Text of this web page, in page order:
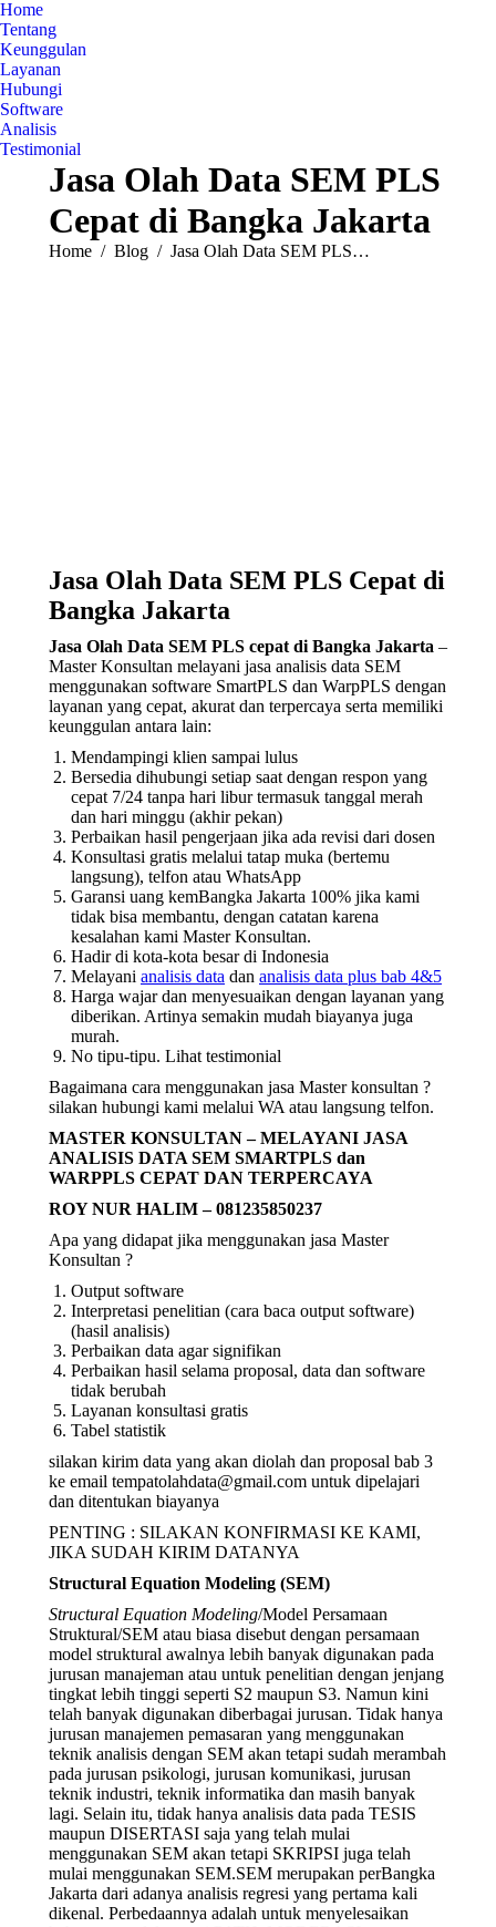
Home
Tentang
Keunggulan
Layanan
Hubungi
Software
Analisis
Testimonial
Jasa Olah Data SEM PLS
Cepat di Bangka Jakarta
You are here:
Home Blog Jasa Olah Data SEM PLS…
Jasa Olah Data SEM PLS Cepat di
Bangka Jakarta
Jasa Olah Data SEM PLS cepat di Bangka Jakarta –
Master Konsultan melayani jasa analisis data SEM
menggunakan software SmartPLS dan WarpPLS dengan
layanan yang cepat, akurat dan terpercaya serta memiliki
keunggulan antara lain:
Mendampingi klien sampai lulus
Bersedia dihubungi setiap saat dengan respon yang
cepat 7/24 tanpa hari libur termasuk tanggal merah
dan hari minggu (akhir pekan)
Perbaikan hasil pengerjaan jika ada revisi dari dosen
Konsultasi gratis melalui tatap muka (bertemu
langsung), telfon atau WhatsApp
Garansi uang kemBangka Jakarta 100% jika kami
tidak bisa membantu, dengan catatan karena
kesalahan kami Master Konsultan.
Hadir di kota-kota besar di Indonesia
Melayani analisis data dan analisis data plus bab 4&5
Harga wajar dan menyesuaikan dengan layanan yang
diberikan. Artinya semakin mudah biayanya juga
murah.
No tipu-tipu. Lihat testimonial
Bagaimana cara menggunakan jasa Master konsultan ?
silakan hubungi kami melalui WA atau langsung telfon.
MASTER KONSULTAN – MELAYANI JASA
ANALISIS DATA SEM SMARTPLS dan
WARPPLS CEPAT DAN TERPERCAYA
ROY NUR HALIM – 081235850237
Apa yang didapat jika menggunakan jasa Master
Konsultan ?
Output software
Interpretasi penelitian (cara baca output software)
(hasil analisis)
Perbaikan data agar signifikan
Perbaikan hasil selama proposal, data dan software
tidak berubah
Layanan konsultasi gratis
Tabel statistik
silakan kirim data yang akan diolah dan proposal bab 3
ke email tempatolahdata@gmail.com untuk dipelajari
dan ditentukan biayanya
PENTING : SILAKAN KONFIRMASI KE KAMI,
JIKA SUDAH KIRIM DATANYA
Structural Equation Modeling (SEM)
Structural Equation Modeling/Model Persamaan
Struktural/SEM atau biasa disebut dengan persamaan
model struktural awalnya lebih banyak digunakan pada
jurusan manajeman atau untuk penelitian dengan jenjang
tingkat lebih tinggi seperti S2 maupun S3. Namun kini
telah banyak digunakan diberbagai jurusan. Tidak hanya
jurusan manajemen pemasaran yang menggunakan
teknik analisis dengan SEM akan tetapi sudah merambah
pada jurusan psikologi, jurusan komunikasi, jurusan
teknik industri, teknik informatika dan masih banyak
lagi. Selain itu, tidak hanya analisis data pada TESIS
maupun DISERTASI saja yang telah mulai
menggunakan SEM akan tetapi SKRIPSI juga telah
mulai menggunakan SEM.SEM merupakan perBangka
Jakarta dari adanya analisis regresi yang pertama kali
dikenal. Perbedaannya adalah untuk menyelesaikan